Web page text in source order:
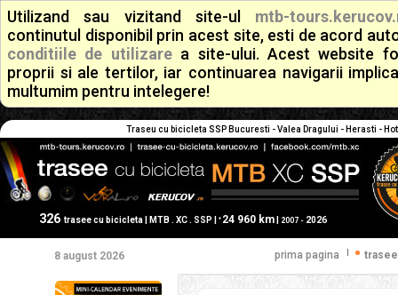
Utilizand sau vizitand site-ul mtb-
continutul disponibil prin acest site, esti de acord
conditiile de utilizarea site-ului. Acest website
proprii si ale tertilor, iar continuarea navigarii
multumim pentru intelegere!
Traseu cu bicicleta SSP Bucuresti - Valea Dragului - Herasti -
326 trasee cu bicicleta | MTB . XC . SSP | + 24 960 km| 2007 - 2026
8 august 2026 prima pagina